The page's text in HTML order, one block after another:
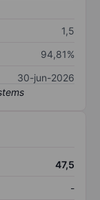
1,5
94,81%
30-jun-2026
47,5
-